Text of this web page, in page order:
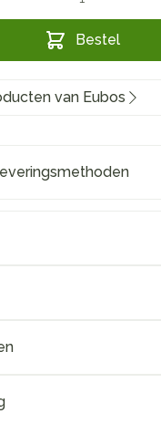
Bestel
van Eubos